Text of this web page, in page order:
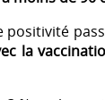
la